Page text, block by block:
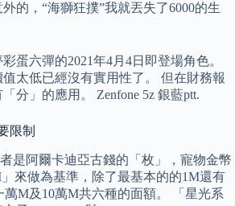
的，“海獅狂撲”我就丟失了6000的生
蛋六彈的2021年4月4日即登場角色。
太低已經沒有實用性了。 但在財務報
分」的應用。 Zenfone 5z 銀藍ptt.
限制
是阿爾卡迪亞古錢的「枚」，寵物金幣
來做為基準，除了最基本的的1M還有
萬M及10萬M共六種的面額。 「星光系